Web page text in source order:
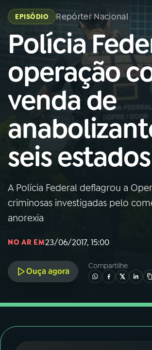
Buscar
na
Rádio
Nacional
AO VIVO
01INÍCIO
02 A RÁDIO
03 PROGRAMAÇÃO
04PROGRAMAS
05PODCASTS
na
Rádio
EPISÓDIO Repórter Nacional
Polícia
operação
venda de
seis estados
A Polícia Federal deflagrou a
criminosas investigadas pelo
anorexia
NO AR EM23/06/2017, 15:00
Ouça agora
Compartilhe